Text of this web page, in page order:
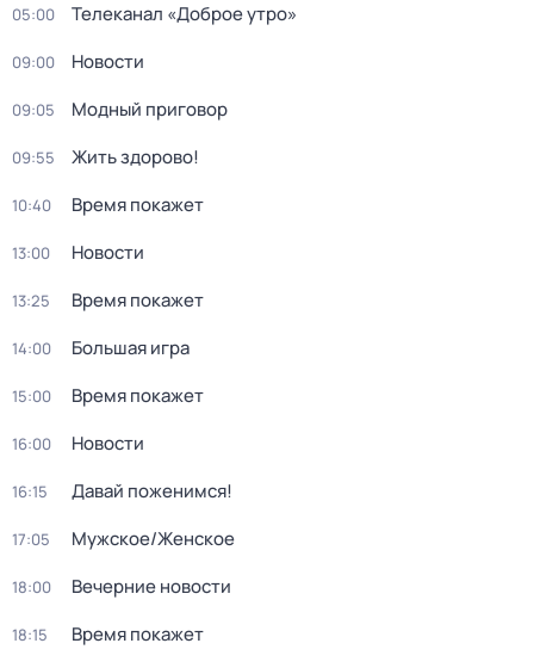
05:00 Телеканал «Доброе утро»
09:00 Новости
09:05 Модный приговор
09:55 Жить здорово!
10:40 Время покажет
13:00 Новости
13:25 Время покажет
14:00 Большая игра
15:00 Время покажет
16:00 Новости
16:15 Давай поженимся!
17:05 Мужское/Женское
18:00 Вечерние новости
18:15 Время покажет